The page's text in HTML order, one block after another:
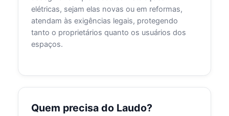
elétricas, sejam elas novas ou em reformas,
atendam às exigências legais, protegendo
tanto o proprietários quanto os usuários dos
espaços.
Quem precisa do Laudo?